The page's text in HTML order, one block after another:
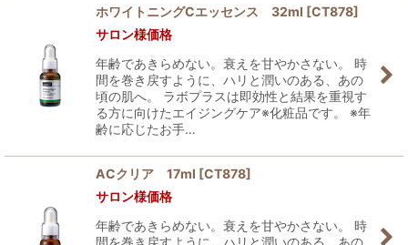
ホワイトニングCエッセンス 32ml [CT878]
サロン様価格
年齢であきらめない。衰えを甘やかさない。 時
間を巻き戻すように、ハリと潤いのある、あの
頃の肌へ。 ラボプラスは即効性と結果を重視す
る方に向けたエイジングケア※化粧品です。 ※年
齢に応じたお手…
ACクリア 17ml [CT878]
サロン様価格
年齢であきらめない。衰えを甘やかさない。 時
間を巻き戻すように、ハリと潤いのある、あの